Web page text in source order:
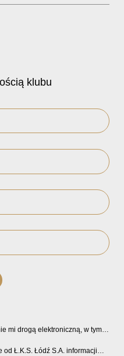
klubu
mi drogą elektroniczną, w tym
oraz informacji o zniżkach,
karnetach, ofercie sklepu U2
Ł.K.S. Łódź S.A. informacji